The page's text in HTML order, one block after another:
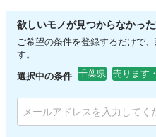
欲しいモノが見つからなかっ
ご希望の条件を登録するだけで
す。
選択中の条件 千葉県 売ります